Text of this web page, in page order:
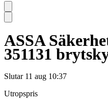
ASSA
351131
Slutar 11 aug 10:37
Utropspris